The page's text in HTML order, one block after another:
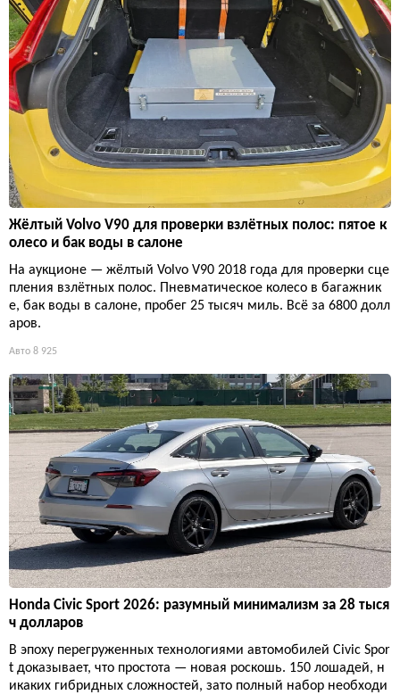
Жёлтый Volvo V90 для проверки взлётных полос: пятое к
олесо и бак воды в салоне
На аукционе — жёлтый Volvo V90 2018 года для проверки сце
пления взлётных полос. Пневматическое колесо в багажник
е, бак воды в салоне, пробег 25 тысяч миль. Всё за 6800 долл
аров.
Авто 8 925
Honda Civic Sport 2026: разумный минимализм за 28 тыся
ч долларов
В эпоху перегруженных технологиями автомобилей Civic Spor
t доказывает, что простота — новая роскошь. 150 лошадей, н
икаких гибридных сложностей, зато полный набор необходи